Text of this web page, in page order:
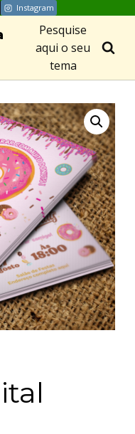
Instagram
Pesquise
aqui o seu
tema